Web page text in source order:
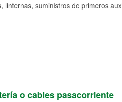
linternas, suministros de primeros
o cables pasacorriente